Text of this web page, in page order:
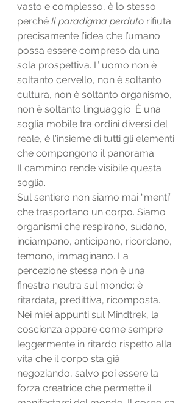
vasto e complesso, è lo stesso
perché Il paradigma perduto rifiuta
precisamente l’idea che l’umano
possa essere compreso da una
sola prospettiva. L’ uomo non è
soltanto cervello, non è soltanto
cultura, non è soltanto organismo,
non è soltanto linguaggio. È una
soglia mobile tra ordini diversi del
reale, è l'insieme di tutti gli elementi
che compongono il panorama.
Il cammino rende visibile questa
soglia.
Sul sentiero non siamo mai “menti”
che trasportano un corpo. Siamo
organismi che respirano, sudano,
inciampano, anticipano, ricordano,
temono, immaginano. La
percezione stessa non è una
finestra neutra sul mondo: è
ritardata, predittiva, ricomposta.
Nei miei appunti sul Mindtrek, la
coscienza appare come sempre
leggermente in ritardo rispetto alla
vita che il corpo sta già
negoziando, salvo poi essere la
forza creatrice che permette il